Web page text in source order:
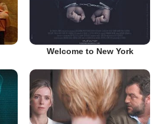
Welcome to New York